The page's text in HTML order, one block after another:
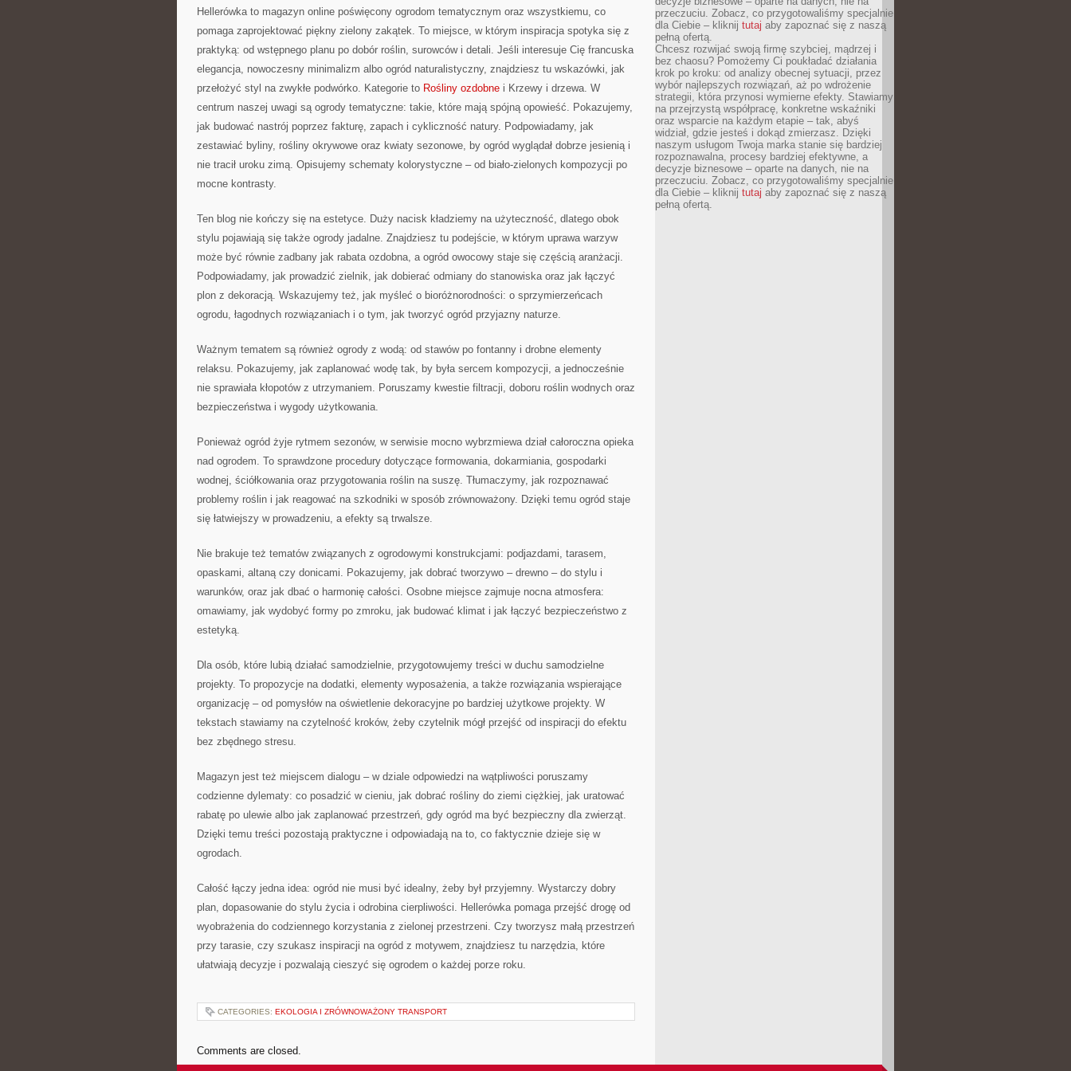
Hellerówka to magazyn online poświęcony ogrodom tematycznym oraz wszystkiemu, co
pomaga zaprojektować piękny zielony zakątek. To miejsce, w którym inspiracja spotyka się z
praktyką: od wstępnego planu po dobór roślin, surowców i detali. Jeśli interesuje Cię francuska
elegancja, nowoczesny minimalizm albo ogród naturalistyczny, znajdziesz tu wskazówki, jak
przełożyć styl na zwykłe podwórko. Kategorie to Rośliny ozdobne i Krzewy i drzewa. W
centrum naszej uwagi są ogrody tematyczne: takie, które mają spójną opowieść. Pokazujemy,
jak budować nastrój poprzez fakturę, zapach i cykliczność natury. Podpowiadamy, jak
zestawiać byliny, rośliny okrywowe oraz kwiaty sezonowe, by ogród wyglądał dobrze jesienią i
nie tracił uroku zimą. Opisujemy schematy kolorystyczne – od biało-zielonych kompozycji po
mocne kontrasty.
Ten blog nie kończy się na estetyce. Duży nacisk kładziemy na użyteczność, dlatego obok
stylu pojawiają się także ogrody jadalne. Znajdziesz tu podejście, w którym uprawa warzyw
może być równie zadbany jak rabata ozdobna, a ogród owocowy staje się częścią aranżacji.
Podpowiadamy, jak prowadzić zielnik, jak dobierać odmiany do stanowiska oraz jak łączyć
plon z dekoracją. Wskazujemy też, jak myśleć o bioróżnorodności: o sprzymierzeńcach
ogrodu, łagodnych rozwiązaniach i o tym, jak tworzyć ogród przyjazny naturze.
Ważnym tematem są również ogrody z wodą: od stawów po fontanny i drobne elementy
relaksu. Pokazujemy, jak zaplanować wodę tak, by była sercem kompozycji, a jednocześnie
nie sprawiała kłopotów z utrzymaniem. Poruszamy kwestie filtracji, doboru roślin wodnych oraz
bezpieczeństwa i wygody użytkowania.
Ponieważ ogród żyje rytmem sezonów, w serwisie mocno wybrzmiewa dział całoroczna opieka
nad ogrodem. To sprawdzone procedury dotyczące formowania, dokarmiania, gospodarki
wodnej, ściółkowania oraz przygotowania roślin na suszę. Tłumaczymy, jak rozpoznawać
problemy roślin i jak reagować na szkodniki w sposób zrównoważony. Dzięki temu ogród staje
się łatwiejszy w prowadzeniu, a efekty są trwalsze.
Nie brakuje też tematów związanych z ogrodowymi konstrukcjami: podjazdami, tarasem,
opaskami, altaną czy donicami. Pokazujemy, jak dobrać tworzywo – drewno – do stylu i
warunków, oraz jak dbać o harmonię całości. Osobne miejsce zajmuje nocna atmosfera:
omawiamy, jak wydobyć formy po zmroku, jak budować klimat i jak łączyć bezpieczeństwo z
estetyką.
Dla osób, które lubią działać samodzielnie, przygotowujemy treści w duchu samodzielne
projekty. To propozycje na dodatki, elementy wyposażenia, a także rozwiązania wspierające
organizację – od pomysłów na oświetlenie dekoracyjne po bardziej użytkowe projekty. W
tekstach stawiamy na czytelność kroków, żeby czytelnik mógł przejść od inspiracji do efektu
bez zbędnego stresu.
Magazyn jest też miejscem dialogu – w dziale odpowiedzi na wątpliwości poruszamy
codzienne dylematy: co posadzić w cieniu, jak dobrać rośliny do ziemi ciężkiej, jak uratować
rabatę po ulewie albo jak zaplanować przestrzeń, gdy ogród ma być bezpieczny dla zwierząt.
Dzięki temu treści pozostają praktyczne i odpowiadają na to, co faktycznie dzieje się w
ogrodach.
Całość łączy jedna idea: ogród nie musi być idealny, żeby był przyjemny. Wystarczy dobry
plan, dopasowanie do stylu życia i odrobina cierpliwości. Hellerówka pomaga przejść drogę od
wyobrażenia do codziennego korzystania z zielonej przestrzeni. Czy tworzysz małą przestrzeń
przy tarasie, czy szukasz inspiracji na ogród z motywem, znajdziesz tu narzędzia, które
ułatwiają decyzje i pozwalają cieszyć się ogrodem o każdej porze roku.
CATEGORIES: EKOLOGIA I ZRÓWNOWAŻONY TRANSPORT
Comments are closed.
przeczuciu. Zobacz, co przygotowaliśmy specjalnie
dla Ciebie – kliknij tutaj aby zapoznać się z naszą
pełną ofertą.
Chcesz rozwijać swoją firmę szybciej, mądrzej i
bez chaosu? Pomożemy Ci poukładać działania
krok po kroku: od analizy obecnej sytuacji, przez
wybór najlepszych rozwiązań, aż po wdrożenie
strategii, która przynosi wymierne efekty. Stawiamy
na przejrzystą współpracę, konkretne wskaźniki
oraz wsparcie na każdym etapie – tak, abyś
widział, gdzie jesteś i dokąd zmierzasz. Dzięki
naszym usługom Twoja marka stanie się bardziej
rozpoznawalna, procesy bardziej efektywne, a
decyzje biznesowe – oparte na danych, nie na
przeczuciu. Zobacz, co przygotowaliśmy specjalnie
dla Ciebie – kliknij tutaj aby zapoznać się z naszą
pełną ofertą.